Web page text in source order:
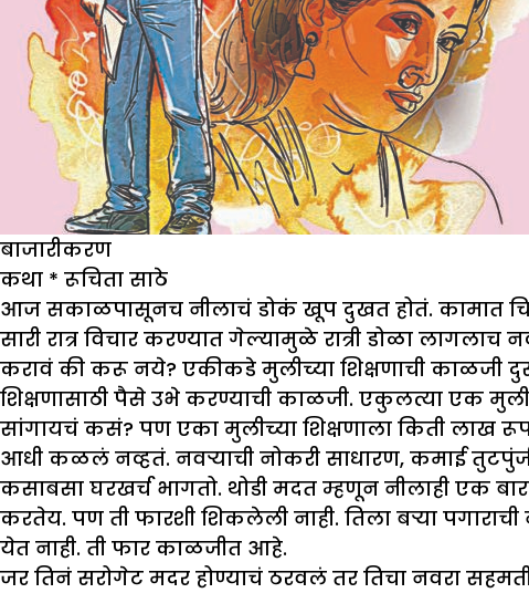
बाजारीकरण
कथा * रूचिता साठे
आज सकाळपासूनच नीलाचं डोकं खूप दुखत होतं. कामात
सारी रात्र विचार करण्यात गेल्यामुळे रात्री डोळा लागलाच
करावं की करू नये? एकीकडे मुलीच्या शिक्षणाची काळजी
शिक्षणासाठी पैसे उभे करण्याची काळजी. एकुलत्या एक
सांगायचं कसं? पण एका मुलीच्या शिक्षणाला किती लाख
आधी कळलं नव्हतं. नवऱ्याची नोकरी साधारण, कमाई
कसाबसा घरखर्च भागतो. थोडी मदत म्हणून नीलाही एक
करतेय. पण ती फारशी शिकलेली नाही. तिला बऱ्या पगाराची
येत नाही. ती फार काळजीत आहे.
जर तिनं सरोगेट मदर होण्याचं ठरवलं तर तिचा नवरा